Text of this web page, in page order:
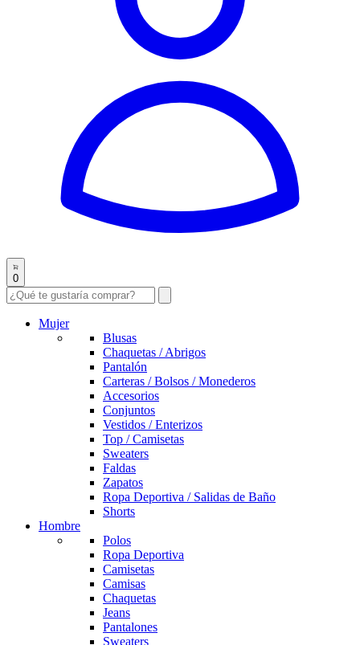
0
Mujer
Blusas
Chaquetas / Abrigos
Pantalón
Carteras / Bolsos / Monederos
Accesorios
Conjuntos
Vestidos / Enterizos
Top / Camisetas
Sweaters
Faldas
Zapatos
Ropa Deportiva / Salidas de Baño
Shorts
Hombre
Polos
Ropa Deportiva
Camisetas
Camisas
Chaquetas
Jeans
Pantalones
Sweaters